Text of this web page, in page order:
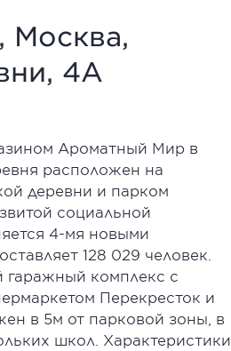
Москва,
4А
Ароматный Мир в
расположен на
деревни и парком
социальной
4-мя новыми
128 029 человек.
гаражный комплекс с
Перекресток и
в 5м от парковой зоны, в
школ. Характеристики